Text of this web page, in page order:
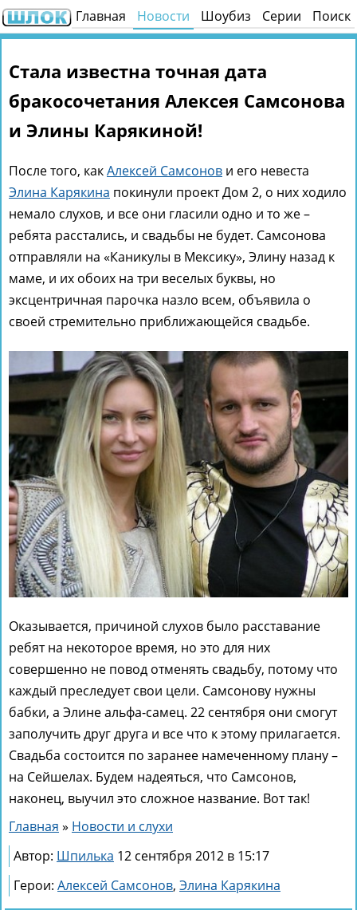
Главная Новости Шоубиз Серии Поиск
Стала известна точная дата
бракосочетания Алексея Самсонова
и Элины Карякиной!
После того, какАлексей Самсонов и его невеста
Элина Карякина покинули проект Дом 2, о них ходило
немало слухов, и все они гласили одно и то же –
ребята расстались, и свадьбы не будет. Самсонова
отправляли на «Каникулы в Мексику», Элину назад к
маме, и их обоих на три веселых буквы, но
эксцентричная парочка назло всем, объявила о
своей стремительно приближающейся свадьбе.
Оказывается, причиной слухов было расставание
ребят на некоторое время, но это для них
совершенно не повод отменять свадьбу, потому что
каждый преследует свои цели. Самсонову нужны
бабки, а Элине альфа-самец. 22 сентября они смогут
заполучить друг друга и все что к этому прилагается.
Свадьба состоится по заранее намеченному плану –
на Сейшелах. Будем надеяться, что Самсонов,
наконец, выучил это сложное название. Вот так!
Главная » Новости и слухи
Автор: Шпилька 12 сентября 2012 в 15:17
Герои: Алексей Самсонов, Элина Карякина